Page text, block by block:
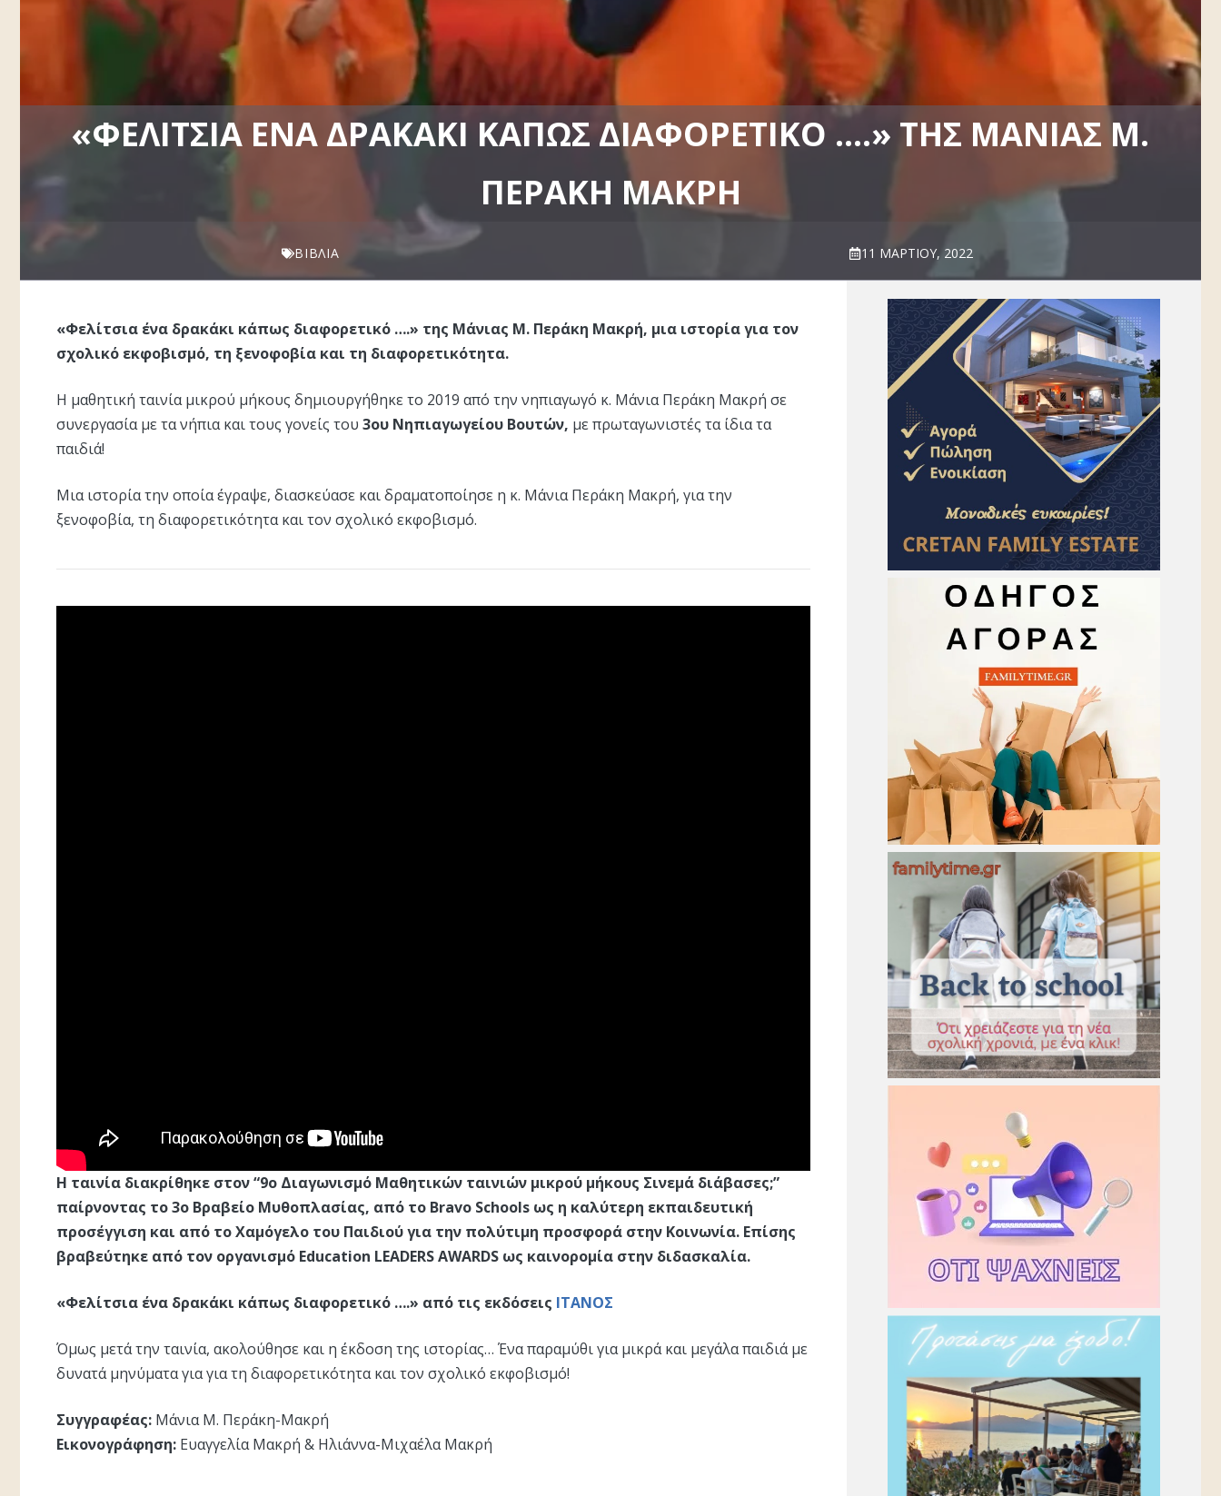
«ΦΕΛΊΤΣΙΑ ΈΝΑ ΔΡΑΚΆΚΙ ΚΆΠΩΣ ΔΙΑΦΟΡΕΤΙΚΌ ….» ΤΗΣ ΜΆΝΙΑΣ Μ.
ΠΕΡΆΚΗ ΜΑΚΡΉ
ΒΙΒΛΊΑ 11 ΜΑΡΤΊΟΥ, 2022
«Φελίτσια ένα δρακάκι κάπως διαφορετικό ….» της Μάνιας Μ. Περάκη Μακρή, μια ιστορία για τον
σχολικό εκφοβισμό, τη ξενοφοβία και τη διαφορετικότητα.
Η μαθητική ταινία μικρού μήκους δημιουργήθηκε το 2019 από την νηπιαγωγό κ. Μάνια Περάκη Μακρή σε
συνεργασία με τα νήπια και τους γονείς του 3ου Νηπιαγωγείου Βουτών, με πρωταγωνιστές τα ίδια τα
παιδιά!
Μια ιστορία την οποία έγραψε, διασκεύασε και δραματοποίησε η κ. Μάνια Περάκη Μακρή, για την
ξενοφοβία, τη διαφορετικότητα και τον σχολικό εκφοβισμό.
Η ταινία διακρίθηκε στον “9ο Διαγωνισμό Μαθητικών ταινιών μικρού μήκους Σινεμά διάβασες;”
παίρνοντας το 3ο Βραβείο Μυθοπλασίας, από το Bravo Schools ως η καλύτερη εκπαιδευτική
προσέγγιση και από το Χαμόγελο του Παιδιού για την πολύτιμη προσφορά στην Κοινωνία. Επίσης
βραβεύτηκε από τον οργανισμό Education LEADERS AWARDS ως καινορομία στην διδασκαλία.
«Φελίτσια ένα δρακάκι κάπως διαφορετικό ….» από τις εκδόσεις ΙΤΑΝΟΣ
Όμως μετά την ταινία, ακολούθησε και η έκδοση της ιστορίας… Ένα παραμύθι για μικρά και μεγάλα παιδιά με
δυνατά μηνύματα για για τη διαφορετικότητα και τον σχολικό εκφοβισμό!
Συγγραφέας: Μάνια Μ. Περάκη-Μακρή
Εικονογράφηση: Ευαγγελία Μακρή & Ηλιάννα-Μιχαέλα Μακρή